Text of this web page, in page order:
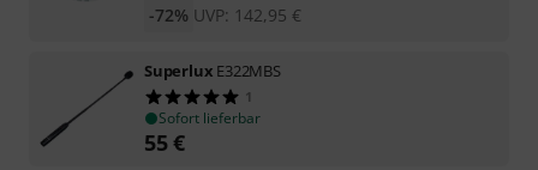
UVP: 142,95 €
-72%
Superlux E322MBS
1
Sofort lieferbar
55€